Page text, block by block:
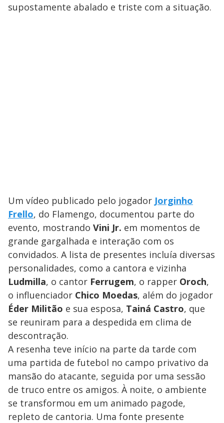
supostamente abalado e triste com a situação.
Um vídeo publicado pelo jogador Jorginho
Frello, do Flamengo, documentou parte do
evento, mostrando Vini Jr. em momentos de
grande gargalhada e interação com os
convidados. A lista de presentes incluía diversas
personalidades, como a cantora e vizinha
Ludmilla, o cantor Ferrugem, o rapper Oroch,
o influenciador Chico Moedas, além do jogador
Éder Militão e sua esposa, Tainá Castro, que
se reuniram para a despedida em clima de
descontração.
A resenha teve início na parte da tarde com
uma partida de futebol no campo privativo da
mansão do atacante, seguida por uma sessão
de truco entre os amigos. À noite, o ambiente
se transformou em um animado pagode,
repleto de cantoria. Uma fonte presente